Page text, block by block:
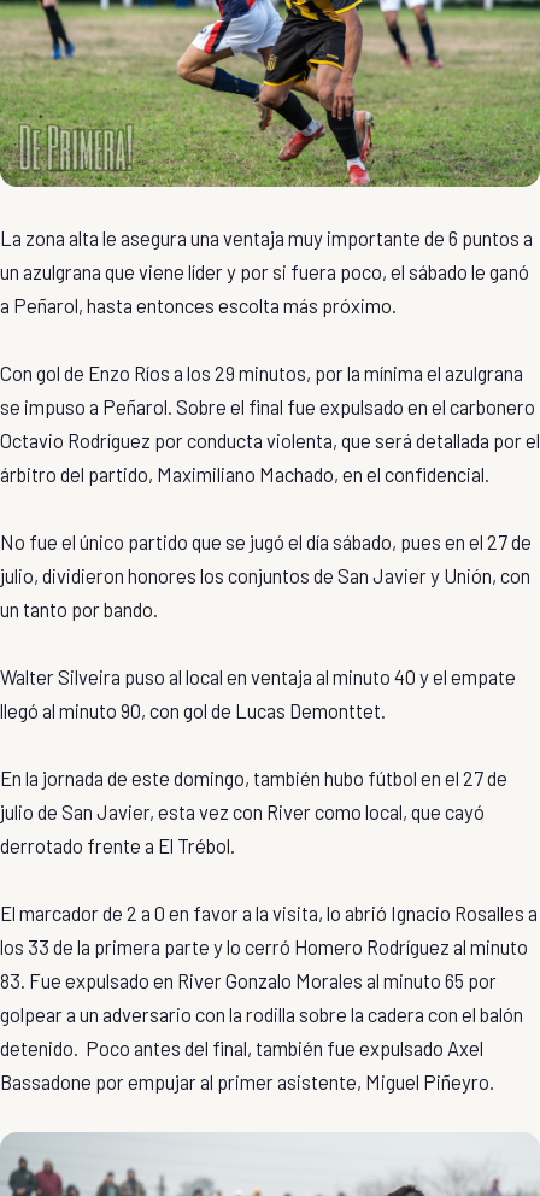
La zona alta le asegura una ventaja muy importante de 6 puntos a
un azulgrana que viene líder y por si fuera poco, el sábado le ganó
a Peñarol, hasta entonces escolta más próximo.
Con gol de Enzo Ríos a los 29 minutos, por la mínima el azulgrana
se impuso a Peñarol. Sobre el final fue expulsado en el carbonero
Octavio Rodríguez por conducta violenta, que será detallada por el
árbitro del partido, Maximiliano Machado, en el confidencial.
No fue el único partido que se jugó el día sábado, pues en el 27 de
julio, dividieron honores los conjuntos de San Javier y Unión, con
un tanto por bando.
Walter Silveira puso al local en ventaja al minuto 40 y el empate
llegó al minuto 90, con gol de Lucas Demonttet.
En la jornada de este domingo, también hubo fútbol en el 27 de
julio de San Javier, esta vez con River como local, que cayó
derrotado frente a El Trébol.
El marcador de 2 a 0 en favor a la visita, lo abrió Ignacio Rosalles a
los 33 de la primera parte y lo cerró Homero Rodríguez al minuto
83. Fue expulsado en River Gonzalo Morales al minuto 65 por
golpear a un adversario con la rodilla sobre la cadera con el balón
detenido. Poco antes del final, también fue expulsado Axel
Bassadone por empujar al primer asistente, Miguel Piñeyro.